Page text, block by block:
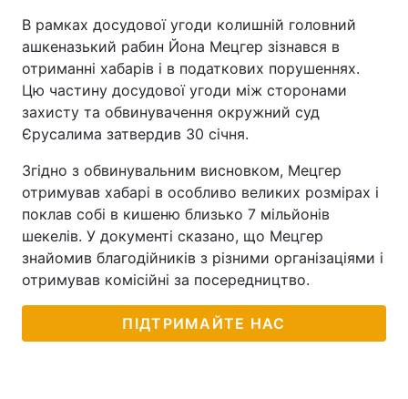
В рамках досудової угоди колишній головний
ашкеназький рабин Йона Мецгер зізнався в
отриманні хабарів і в податкових порушеннях.
Цю частину досудової угоди між сторонами
захисту та обвинувачення окружний суд
Єрусалима затвердив 30 січня.
Згідно з обвинувальним висновком, Мецгер
отримував хабарі в особливо великих розмірах і
поклав собі в кишеню близько 7 мільйонів
шекелів. У документі сказано, що Мецгер
знайомив благодійників з різними організаціями і
отримував комісійні за посередництво.
ПІДТРИМАЙТЕ НАС